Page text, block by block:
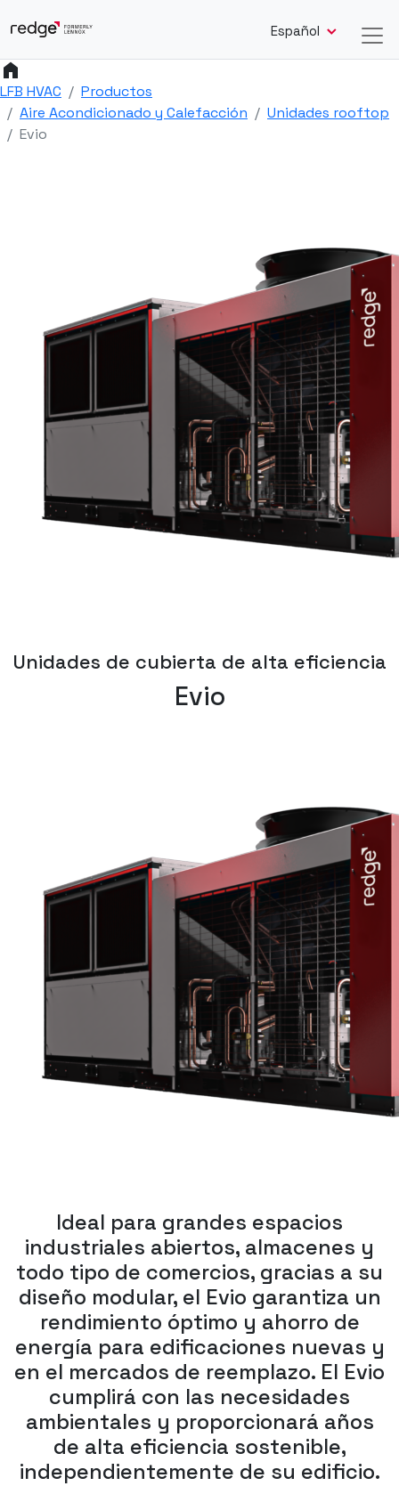
Español
home
LFB HVAC
Productos
Aire Acondicionado y Calefacción
Unidades rooftop
Evio
Unidades de cubierta de alta eficiencia
Evio
Ideal para grandes espacios
industriales abiertos, almacenes y
todo tipo de comercios, gracias a su
diseño modular, el Evio garantiza un
rendimiento óptimo y ahorro de
energía para edificaciones nuevas y
en el mercados de reemplazo. El Evio
cumplirá con las necesidades
ambientales y proporcionará años
de alta eficiencia sostenible,
independientemente de su edificio.